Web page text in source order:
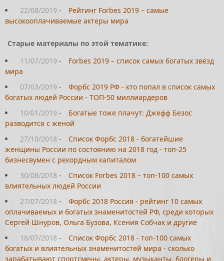
22/08/2019 -
Рейтинг Forbes 2019 – самые
высокооплачиваемые актеры мира
Старые материалы по этой тематике:
11/07/2019 -
Forbes 2019 – список самых богатых звёзд
мира
07/03/2019 -
Форбс 2019 РФ - кто попал в список самых
богатых людей России - ТОП-50 миллиардеров
10/01/2019 -
Богатые тоже плачут: Джефф Безос
разводится с женой
27/10/2018 -
Список Форбс 2018 - богатейшие
женщины России по состоянию на 2018 год - топ-25
бизнесвумен с рекордным капиталом
30/08/2018 -
Список Forbes 2018 – топ-100 самых
влиятельных людей России
27/07/2018 -
Форбс 2018 Россия - рейтинг 10 самых
оплачиваемых и богатых знаменитостей РФ, среди которых
Сергей Шнуров, Ольга Бузова, Ксения Собчак и другие
18/07/2018 -
Список Форбс 2018 - топ-100 самых
богатых и влиятельных знаменитостей мира - сколько
зарабатывают спортсмены, актеры, музыканты, блогеры и